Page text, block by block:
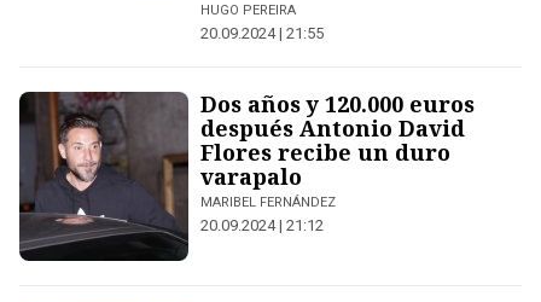
HUGO PEREIRA
20.09.2024 | 21:55
Dos años y 120.000 euros
después Antonio David
Flores recibe un duro
varapalo
MARIBEL FERNÁNDEZ
20.09.2024 | 21:12